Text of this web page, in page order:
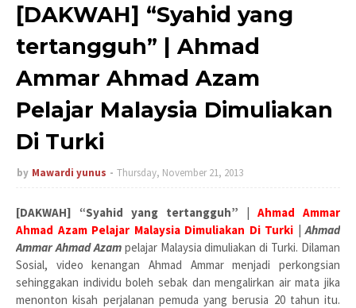
[DAKWAH] “Syahid yang
tertangguh” | Ahmad
Ammar Ahmad Azam
Pelajar Malaysia Dimuliakan
Di Turki
by Mawardi yunus Thursday, November 21, 2013
[DAKWAH] “Syahid yang tertangguh” | Ahmad Ammar
Ahmad Azam Pelajar Malaysia Dimuliakan Di Turki |Ahmad
Ammar Ahmad Azam pelajar Malaysia dimuliakan di Turki. Dilaman
Sosial, video kenangan Ahmad Ammar menjadi perkongsian
sehinggakan individu boleh sebak dan mengalirkan air mata jika
menonton kisah perjalanan pemuda yang berusia 20 tahun itu.